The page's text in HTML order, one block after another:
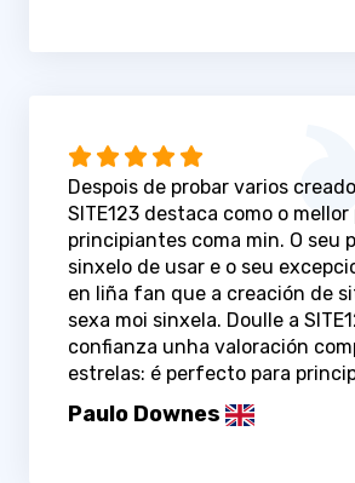
Despois de probar varios
SITE123 destaca como o mellor
principiantes coma min. O seu
sinxelo de usar e o seu
en liña fan que a creación de
sexa moi sinxela. Doulle a
confianza unha valoración
estrelas: é perfecto para
Paulo Downes